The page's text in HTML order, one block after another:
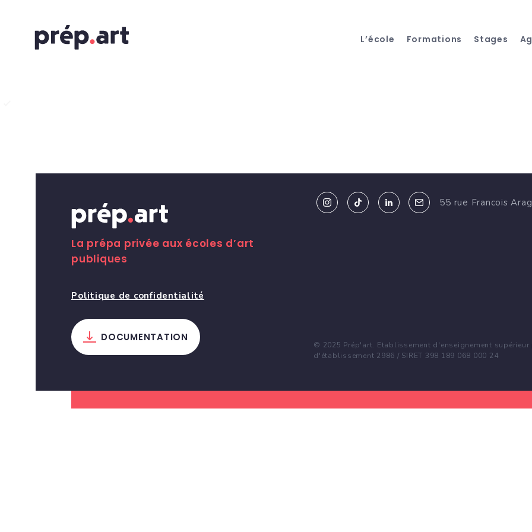
L’école Formations Stages
La prépa privée aux écoles d’art
publiques
Politique de confidentialité
DOCUMENTATION
55 rue Francois
© 2025 Prép'art. Etablissement d'enseignement
d'établissement 2986 / SIRET 398 189 068 000 24